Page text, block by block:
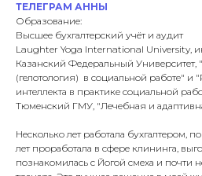
ТЕЛЕГРАМ АННЫ
Образование:
Высшее бухгалтерский учёт и аудит
Laughter Yoga International University,
Казанский Федеральный Университет,
(гелотология) в социальной работе" и
интеллекта в практике социальной
Тюменский ГМУ, "Лечебная и
Несколько лет работала бухгалтером,
лет проработала в сфере клининга,
познакомилась с Йогой смеха и почти